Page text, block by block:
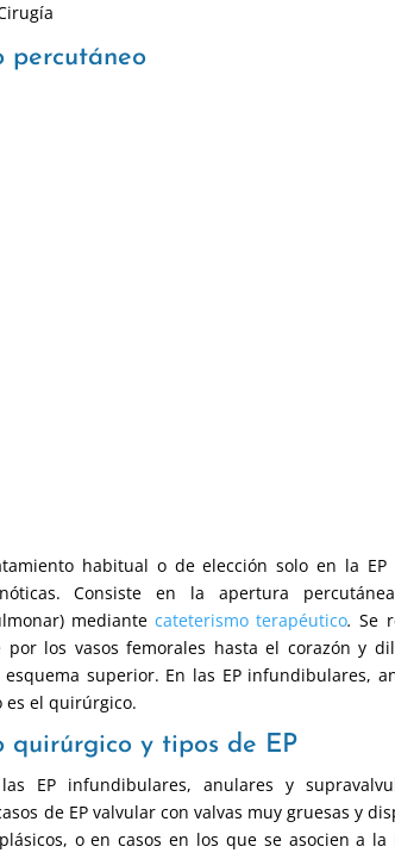
percutáneo
habitual o de elección solo en la
Consiste en la apertura
mediantecateterismo terapéutico.Se
por los vasos femorales hasta el corazón y
superior. En las EP infundibulares,
el quirúrgico.
quirúrgico y tipos de EP
EP infundibulares, anulares y
de EP valvular con valvas muy gruesas y
o en casos en los que se asocien a la